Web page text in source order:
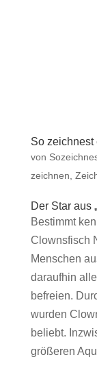
So
von
zeichnen,
Der Star aus
Bestimmt
Clownsfisch
Menschen
daraufhin
befreien.
wurden
beliebt.
größeren